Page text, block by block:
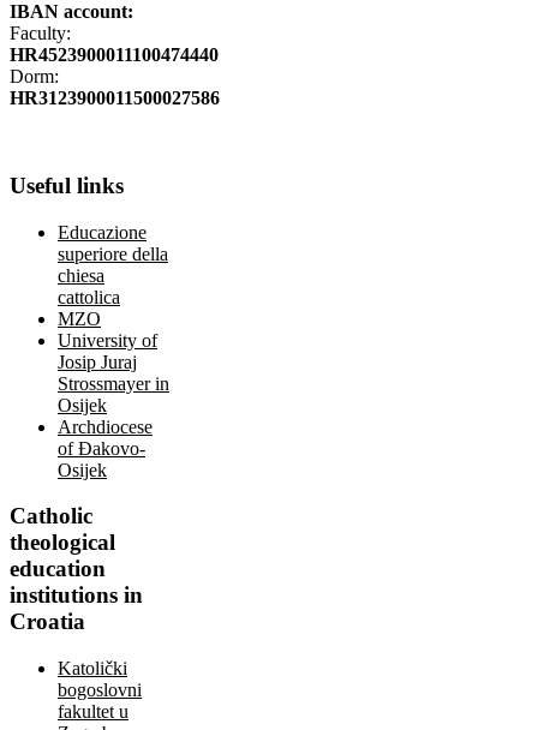
IBAN account:
Faculty:
HR4523900011100474440
Dorm:
HR3123900011500027586
Useful links
Educazione
superiore della
chiesa
cattolica
MZO
University of
Josip Juraj
Strossmayer in
Osijek
Archdiocese
of Đakovo-
Osijek
Catholic
theological
education
institutions in
Croatia
Katolički
bogoslovni
fakultet u